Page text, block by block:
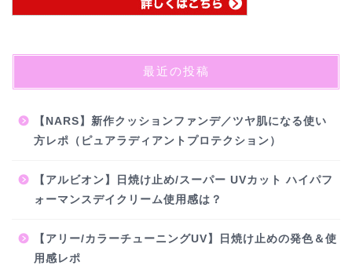
最近の投稿
【NARS】新作クッションファンデ／ツヤ肌になる使い
方レポ（ピュアラディアントプロテクション）
【アルビオン】日焼け止め/スーパー UVカット ハイパフ
ォーマンスデイクリーム使用感は？
【アリー/カラーチューニングUV 】日焼け止めの発色＆使
用感レポ